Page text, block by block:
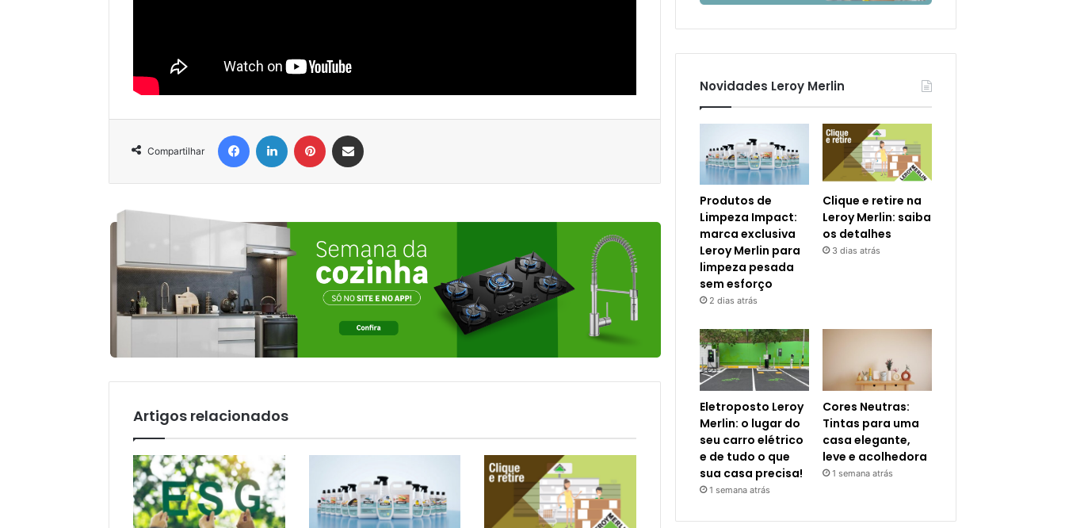
Compartilhar
FacebookLinkedin Pinterest
Artigos relacionados
Novidades Leroy Merlin
Produtos de
Limpeza Impact:
marca exclusiva
Leroy Merlin para
limpeza pesada
sem esforço
2 dias atrás
Clique e retire na
Leroy Merlin: saiba
os detalhes
3 dias atrás
Eletroposto Leroy
Merlin: o lugar do
seu carro elétrico
e de tudo o que
sua casa precisa!
1 semana atrás
Cores Neutras:
Tintas para uma
casa elegante,
leve e acolhedora
1 semana atrás